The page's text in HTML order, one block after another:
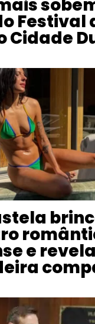
Festival
Cidade
e revela